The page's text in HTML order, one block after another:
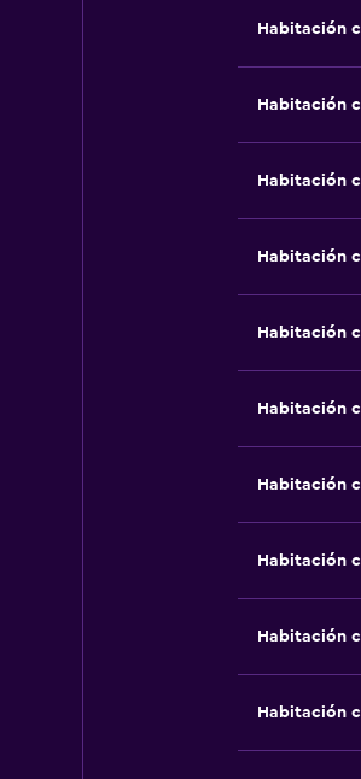
Habitación
Habitación
Habitación
Habitación
Habitación
Habitación
Habitación
Habitación
Habitación
Habitación